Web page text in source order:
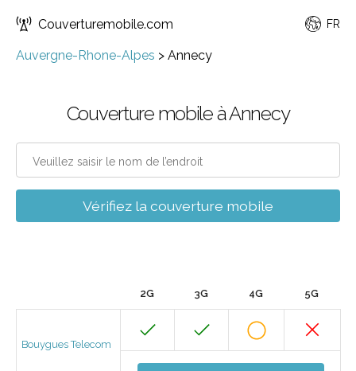
Couverturemobile.com FR
Auvergne-Rhone-Alpes > Annecy
Couverture mobile à Annecy
Vérifiez la couverture mobile
2G 3G 4G 5G
Bouygues Telecom